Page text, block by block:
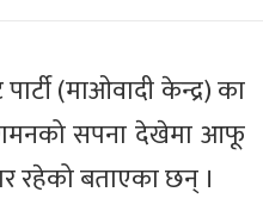
(माओवादी केन्द्र) का
सपना देखेमा आफू
रहेको बताएका छन् ।